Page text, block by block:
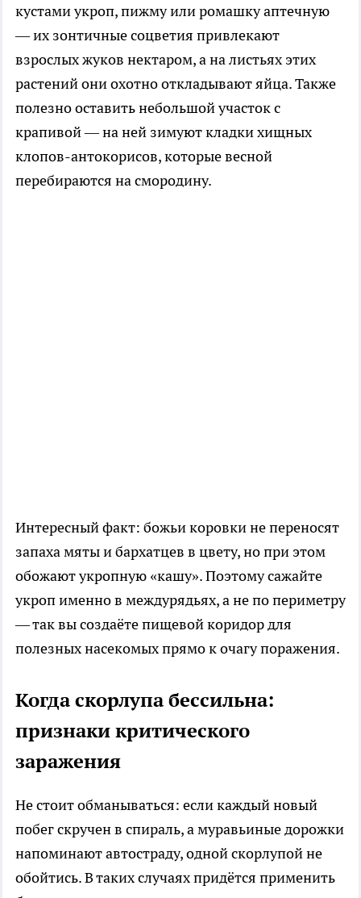
кустами укроп, пижму или ромашку аптечную
— их зонтичные соцветия привлекают
взрослых жуков нектаром, а на листьях этих
растений они охотно откладывают яйца. Также
полезно оставить небольшой участок с
крапивой — на ней зимуют кладки хищных
клопов-антокорисов, которые весной
перебираются на смородину.
Интересный факт: божьи коровки не переносят
запаха мяты и бархатцев в цвету, но при этом
обожают укропную «кашу». Поэтому сажайте
укроп именно в междурядьях, а не по периметру
— так вы создаёте пищевой коридор для
полезных насекомых прямо к очагу поражения.
Когда скорлупа бессильна:
признаки критического
заражения
Не стоит обманываться: если каждый новый
побег скручен в спираль, а муравьиные дорожки
напоминают автостраду, одной скорлупой не
обойтись. В таких случаях придётся применить